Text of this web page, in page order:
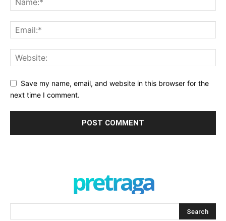
Save my name, email, and website in this browser for the
next time I comment.
pretraga